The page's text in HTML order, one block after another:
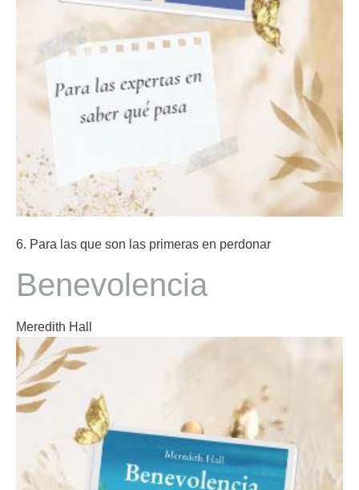
6. Para las que son las primeras en perdonar
Benevolencia
Meredith Hall